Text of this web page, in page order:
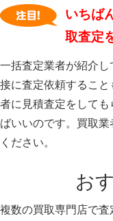
いちば
取査定
一括査定業者が紹介
接に査定依頼するこ
者に見積査定をして
ばいいのです。買取
ください。
お
複数の買取専門店で